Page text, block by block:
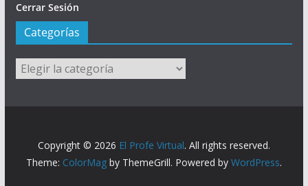
Cerrar Sesión
Categorías
Categorías
Copyright © 2026 El Profe Virtual. All rights reserved.
Theme: ColorMagby ThemeGrill. Powered by WordPress.